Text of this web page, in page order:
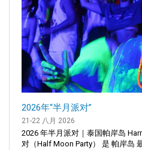
2026年“半月派对”
21-22 八月 2026
2026 年半月派对｜泰国帕岸岛
对（Half Moon Party） 是 帕岸岛